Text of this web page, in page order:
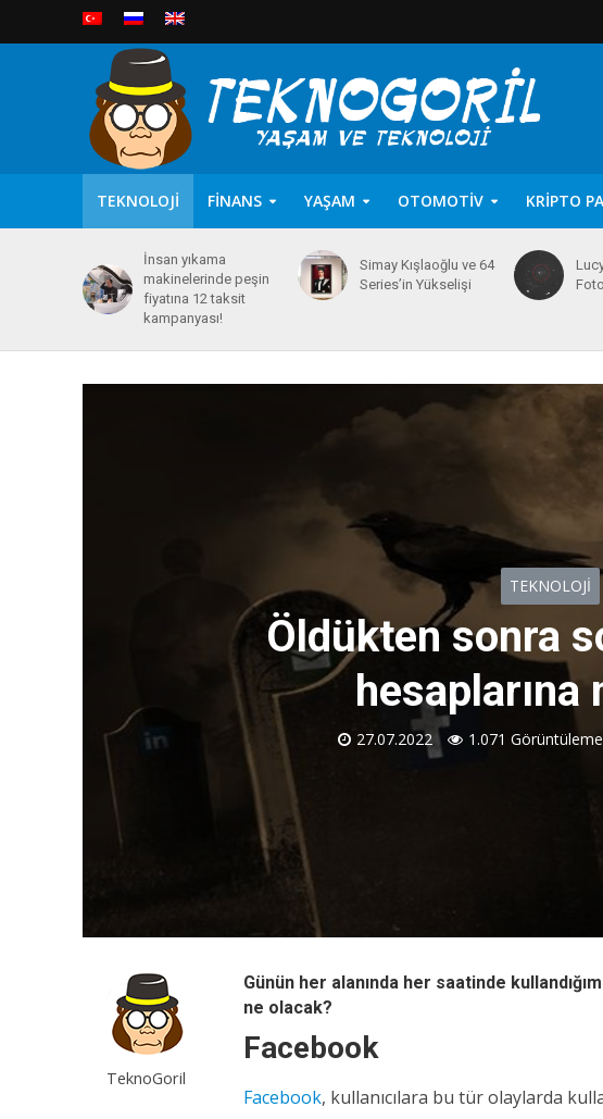
TEKNOLOJI FINANS YAŞAM OTOMOTIV KRIPTO
İnsan yıkama
makinelerinde peşin
fiyatına 12 taksit
kampanyası!
Simay Kışlaoğlu ve 64
Series’in Yükselişi
TEKNOLOJI
Öldükten sonra
hesaplarına
27.07.2022 1.071 Görüntüleme
TeknoGoril
Günün her alanında her saatinde
ne olacak?
Facebook
Facebook, kullanıcılara bu tür olaylarda